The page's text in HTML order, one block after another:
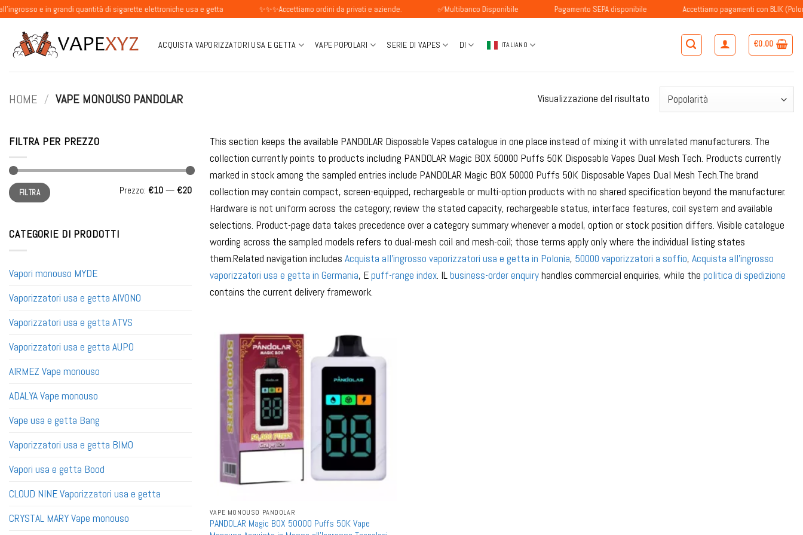
Salta
contenuti
e in grandi quantità di sigarette elettroniche usa e getta ✨✨✨Accettiamo ordini da privati e aziende. ✅Multibanco Disponibile Pagamento SEPA disponibile Accettiamo pagamenti con BLIK (Polonia)
ACQUISTA VAPORIZZATORI USA E GETTA VAPE POPOLARI SERIE DI VAPES DI ITALIANO €0.00
HOME / VAPE MONOUSO PANDOLAR Visualizzazione del risultato
FILTRA PER PREZZO
Prezzo
Min
Prezzo
MaxFILTRA Prezzo: €10 — €20
CATEGORIE DI PRODOTTI
Vapori monouso MYDE
Vaporizzatori usa e getta AIVONO
Vaporizzatori usa e getta ATVS
Vaporizzatori usa e getta AUPO
AIRMEZ Vape monouso
ADALYA Vape monouso
Vape usa e getta Bang
Vaporizzatori usa e getta BIMO
Vapori usa e getta Bood
CLOUD NINE Vaporizzatori usa e getta
CRYSTAL MARY Vape monouso
This section keeps the available PANDOLAR Disposable Vapes catalogue in one place instead of mixing it with unrelated manufacturers. The
collection currently points to products including PANDOLAR Magic BOX 50000 Puffs 50K Disposable Vapes Dual Mesh Tech. Products currently
marked in stock among the sampled entries include PANDOLAR Magic BOX 50000 Puffs 50K Disposable Vapes Dual Mesh Tech.The brand
collection may contain compact, screen-equipped, rechargeable or multi-option products with no shared specification beyond the manufacturer.
Hardware is not uniform across the category; review the stated capacity, rechargeable status, interface features, coil system and available
selections. Product-page data takes precedence over a category summary whenever a model, option or stock position differs. Visible catalogue
wording across the sampled models refers to dual-mesh coil and mesh-coil; those terms apply only where the individual listing states
them.Related navigation includes Acquista all'ingrosso vaporizzatori usa e getta in Polonia, 50000 vaporizzatori a soffio, Acquista all'ingrosso
vaporizzatori usa e getta in Germania, Epuff-range index. ILbusiness-order enquiryhandles commercial enquiries, while the politica di spedizione
contains the current delivery framework.
VAPE MONOUSO PANDOLAR
PANDOLAR Magic BOX 50000 Puffs 50K Vape